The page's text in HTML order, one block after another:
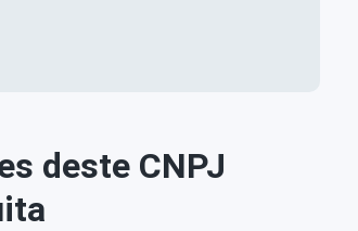
deste CNPJ